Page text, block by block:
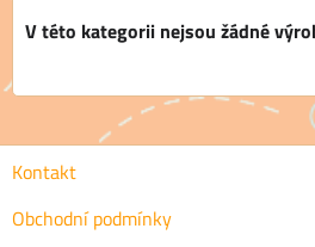
Kontakt
Obchodní podmínky